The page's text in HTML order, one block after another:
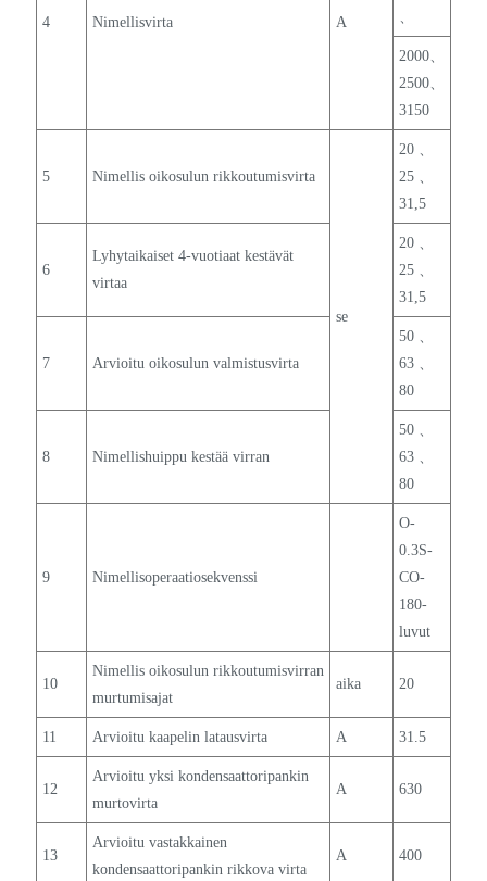
4 Nimellisvirta A
、
2000、
2500、
3150
5 Nimellis oikosulun rikkoutumisvirta
se
20 、
25 、
31,5
6
Lyhytaikaiset 4-vuotiaat kestävät
virtaa
20 、
25 、
31,5
7 Arvioitu oikosulun valmistusvirta
50 、
63 、
80
8 Nimellishuippu kestää virran
50 、
63 、
80
9 Nimellisoperaatiosekvenssi
O-
0.3S-
CO-
180-
luvut
10
Nimellis oikosulun rikkoutumisvirran
murtumisajat
aika 20
11 Arvioitu kaapelin latausvirta A 31.5
12
Arvioitu yksi kondensaattoripankin
murtovirta
A 630
13
Arvioitu vastakkainen
kondensaattoripankin rikkova virta
A 400